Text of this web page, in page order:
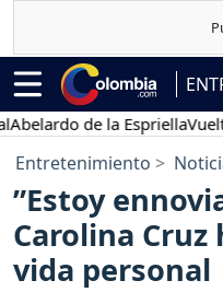
de la EspriellaVuelta a
Entretenimiento
”Estoy
Carolina Cruz
vida personal